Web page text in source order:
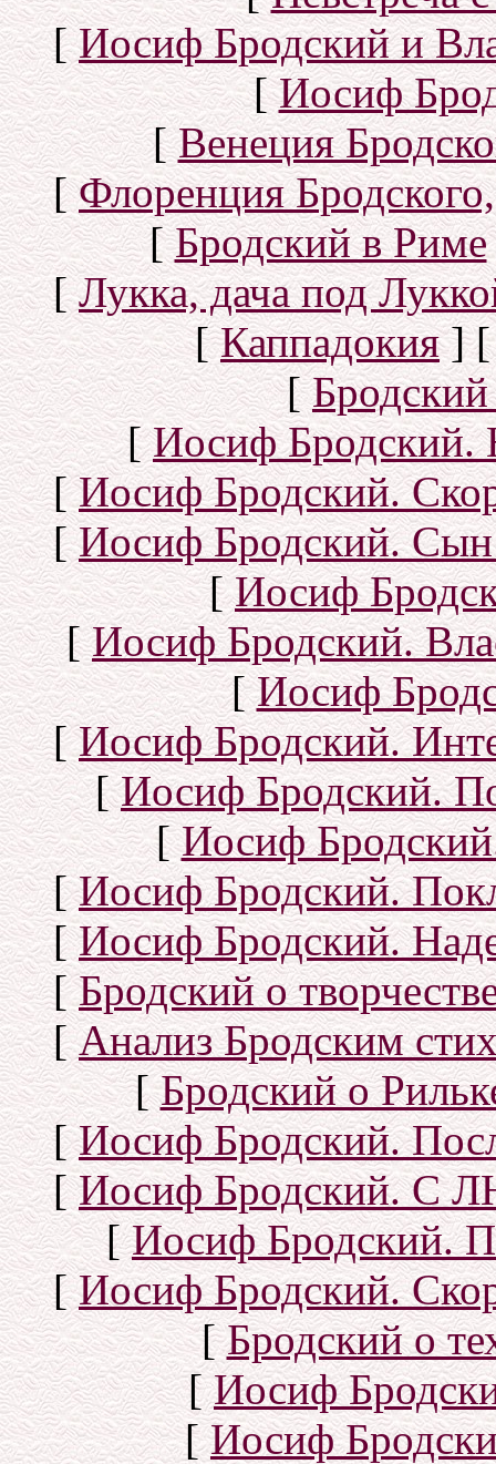
[Иосиф Бродский и
[Иосиф
[Венеция
[Флоренция
[Бродский в Риме
[Лукка, дача под
[Каппадокия]
[
[Иосиф Бродский.
[Иосиф Бродский.
[Иосиф Бродский.
[Иосиф
[Иосиф Бродский.
[Иосиф
[Иосиф Бродский.
[Иосиф Бродский.
[Иосиф
[Иосиф Бродский.
[Иосиф Бродский.
[Бродский о
[Анализ Бродским
[Бродский о
[Иосиф Бродский.
[Иосиф Бродский. С
[Иосиф Бродский.
[Иосиф Бродский.
[Бродский о
[Иосиф
[Иосиф